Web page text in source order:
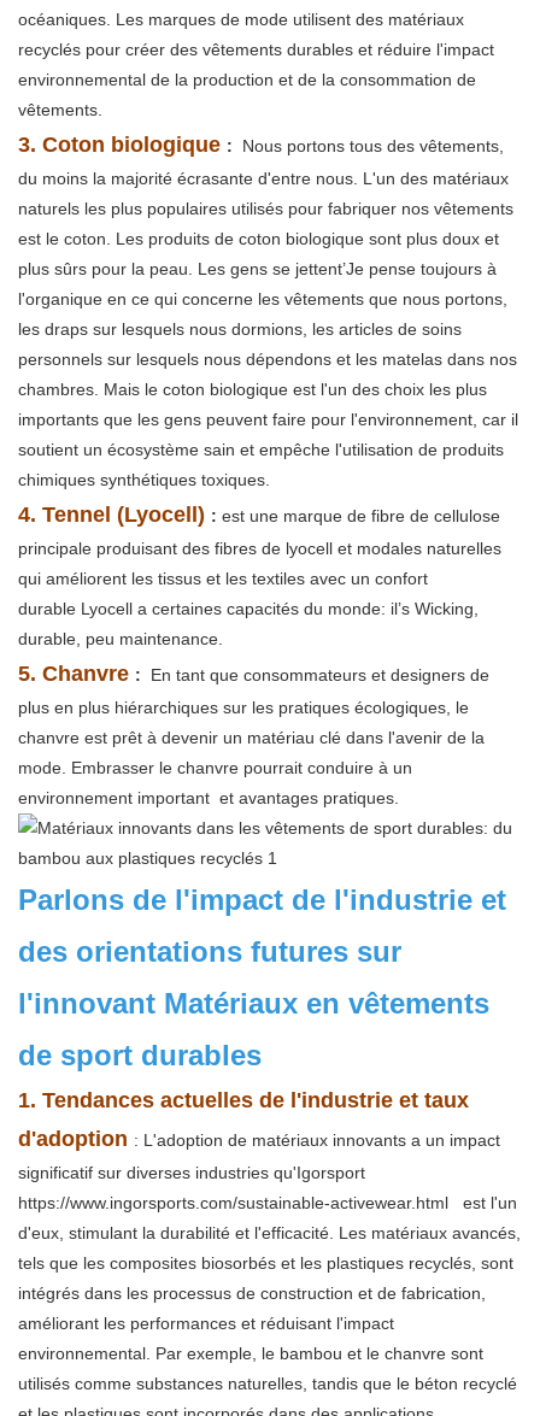
océaniques. Les marques de mode utilisent des matériaux
recyclés pour créer des vêtements durables et réduire l'impact
environnemental de la production et de la consommation de
vêtements.
3. Coton biologique :
Nous portons tous des vêtements,
du moins la majorité écrasante d'entre nous. L'un des matériaux
naturels les plus populaires utilisés pour fabriquer nos vêtements
est le coton. Les produits de coton biologique sont plus doux et
plus sûrs pour la peau. Les gens se jettent’Je pense toujours à
l'organique en ce qui concerne les vêtements que nous portons,
les draps sur lesquels nous dormions, les articles de soins
personnels sur lesquels nous dépendons et les matelas dans nos
chambres. Mais le coton biologique est l'un des choix les plus
importants que les gens peuvent faire pour l'environnement, car il
soutient un écosystème sain et empêche l'utilisation de produits
chimiques synthétiques toxiques.
4. Tennel (Lyocell) : est une marque de fibre de cellulose
principale produisant des fibres de lyocell et modales naturelles
qui améliorent les tissus et les textiles avec un confort
durable Lyocell a certaines capacités du monde: il’s Wicking,
durable, peu maintenance.
5. Chanvre :
En tant que consommateurs et designers de
plus en plus hiérarchiques sur les pratiques écologiques, le
chanvre est prêt à devenir un matériau clé dans l'avenir de la
mode. Embrasser le chanvre pourrait conduire à un
environnement important et avantages pratiques.
Parlons de l'impact de l'industrie et
des orientations futures sur
l'innovant Matériaux en vêtements
de sport durables
1. Tendances actuelles de l'industrie et taux
d'adoption : L'adoption de matériaux innovants a un impact
significatif sur diverses industries qu'Igorsport
https://www.ingorsports.com/sustainable-activewear.html
est l'un
d'eux, stimulant la durabilité et l'efficacité. Les matériaux avancés,
tels que les composites biosorbés et les plastiques recyclés, sont
intégrés dans les processus de construction et de fabrication,
améliorant les performances et réduisant l'impact
environnemental. Par exemple, le bambou et le chanvre sont
utilisés comme substances naturelles, tandis que le béton recyclé